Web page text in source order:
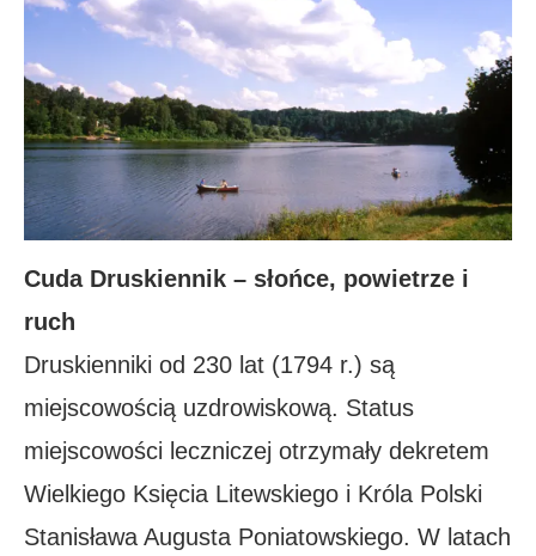
Cuda Druskiennik – słońce, powietrze i
ruch
Druskienniki od 230 lat (1794 r.) są
miejscowością uzdrowiskową. Status
miejscowości leczniczej otrzymały dekretem
Wielkiego Księcia Litewskiego i Króla Polski
Stanisława Augusta Poniatowskiego. W latach